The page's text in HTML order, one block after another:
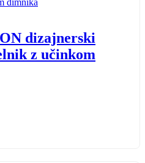
dizajnerski
z učinkom